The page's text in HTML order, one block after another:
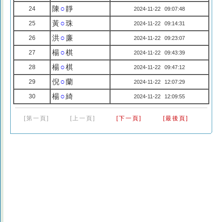
24 陳 ○靜 2024-11-22 09:07:48
25 黃○珠 2024-11-22 09:14:31
26 洪○ 廉 2024-11-22 09:23:07
27 楊○棋 2024-11-22 09:43:39
28 楊○棋 2024-11-22 09:47:12
29 倪○蘭 2024-11-22 12:07:29
30 楊○綺 2024-11-22 12:09:55
[第一頁] [上一頁] [下一頁] [最後頁]